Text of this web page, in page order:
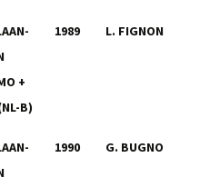
+
B)
1989 L. FIGNON
1990 G. BUGNO